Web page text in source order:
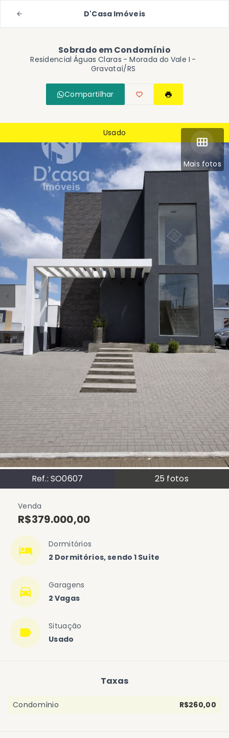
D'Casa Imóveis
Sobrado em Condomínio
Residencial Águas Claras -Morada do Vale I -
Gravataí/RS
Compartilhar
Mais fotos
Ref.: SO0607 25 fotos
Usado
Venda
R$379.000,00
Dormitórios
2 Dormitórios, sendo 1 Suíte
Garagens
2 Vagas
Situação
Usado
Taxas
Condomínio R$260,00